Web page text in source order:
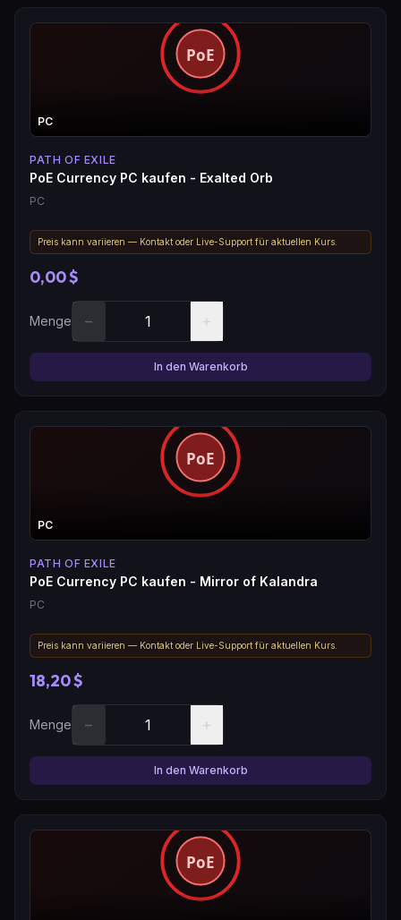
PC
PATH OF EXILE
PoE Currency PC kaufen - Exalted Orb
PC
Preis kann variieren — Kontakt oder Live-Support für aktuellen Kurs.
0,00 $
Menge − +
In den Warenkorb
PC
PATH OF EXILE
PoE Currency PC kaufen - Mirror of Kalandra
PC
Preis kann variieren — Kontakt oder Live-Support für aktuellen Kurs.
18,20 $
Menge − +
In den Warenkorb